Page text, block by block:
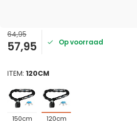
64,95
57,95 Op voorraad
ITEM: 120CM
150cm 120cm